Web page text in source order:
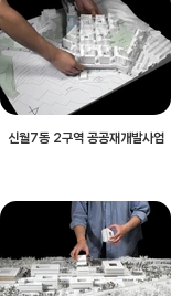
신월7동 2구역 공공재개발사업